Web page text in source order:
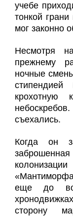
учебе
тонкой
мог законно
Несмотря
прежнему
ночные
крохотную
съехались.
Когда он
еще до
сторону